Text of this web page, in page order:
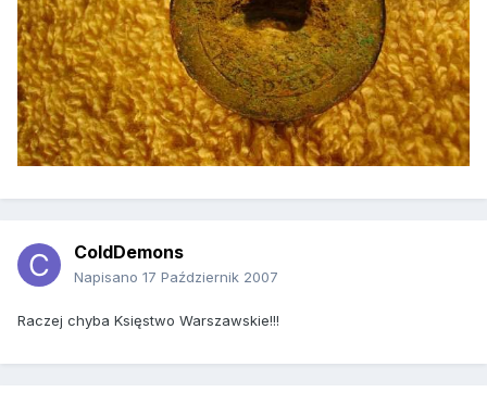
ColdDemons
Napisano 17 Październik 2007
Raczej chyba Księstwo Warszawskie!!!